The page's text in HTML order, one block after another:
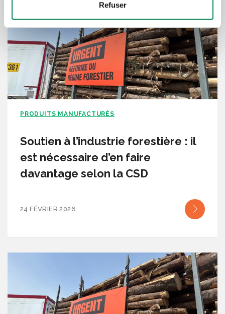
Refuser
PRODUITS MANUFACTURÉS
Soutien à l’industrie forestière : il
est nécessaire d’en faire
davantage selon la CSD
24 FÉVRIER 2026